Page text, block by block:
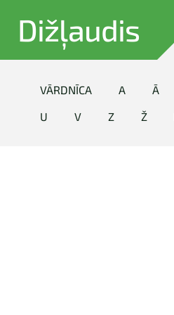
Dižļaudis
VĀRDNĪCA A Ā
U
V Z Ž